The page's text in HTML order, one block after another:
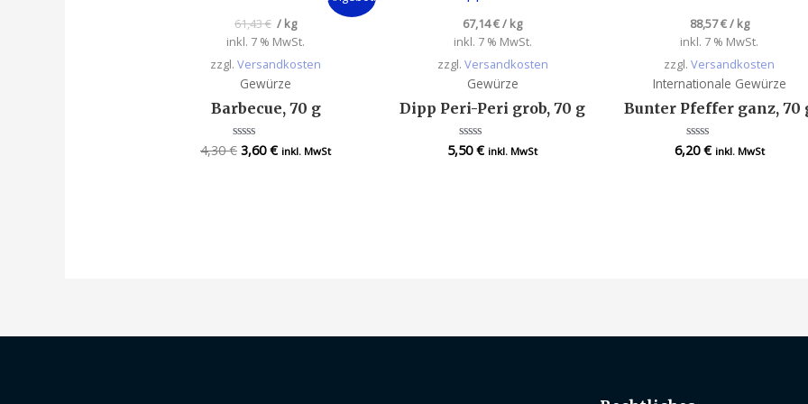
61,43€ / kg
inkl. 7 % MwSt.
zzgl.Versandkosten
Gewürze
Barbecue, 70 g
Bewertet
mit
4,30€ 3,60€ inkl. MwSt
67,14€/ kg
inkl. 7 % MwSt.
zzgl. Versandkosten
Gewürze
Dipp Peri-Peri grob, 70 g
Bewertet
5,50€ inkl. MwSt
88,57€/ kg
inkl. 7 % MwSt.
zzgl.Versandkosten
Internationale Gewürze
Bunter Pfeffer ganz, 70
Bewertet
6,20€ inkl. MwSt